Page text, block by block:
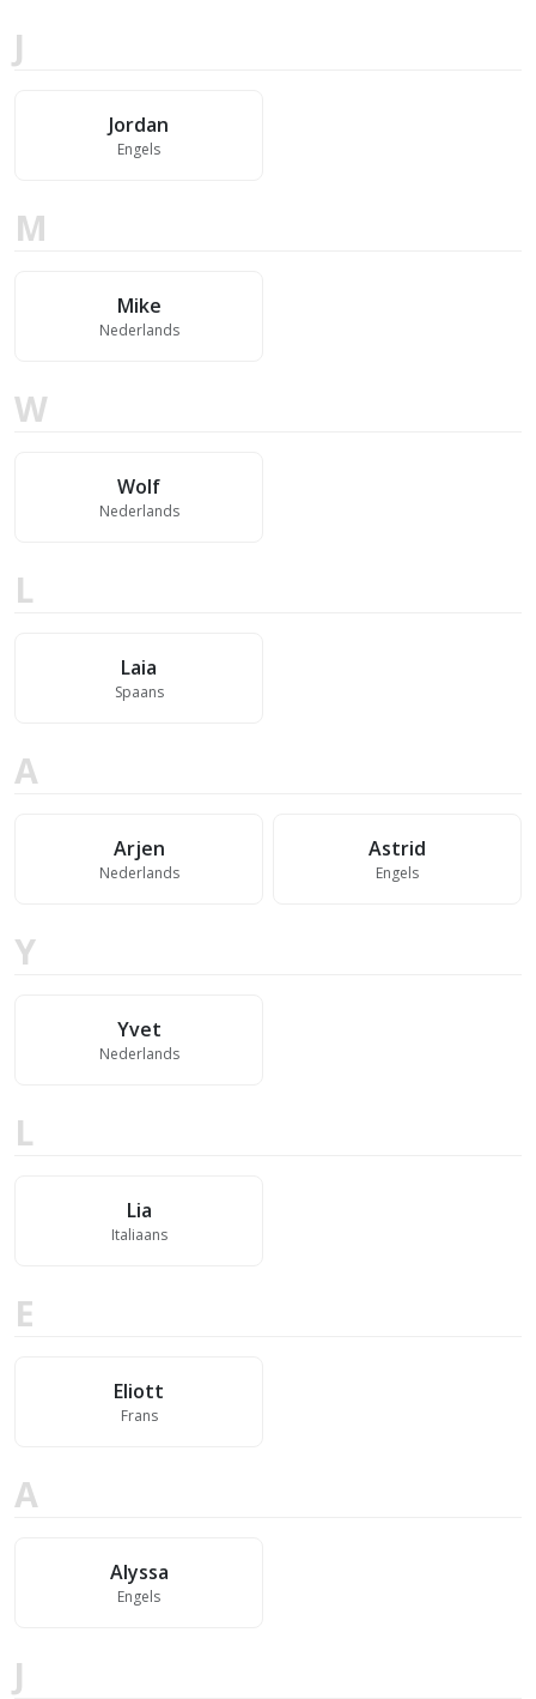
J
Jordan
Engels
M
Mike
Nederlands
W
Wolf
Nederlands
L
Laia
Spaans
A
Arjen
Nederlands
Astrid
Engels
Y
Yvet
Nederlands
L
Lia
Italiaans
E
Eliott
Frans
A
Alyssa
Engels
J